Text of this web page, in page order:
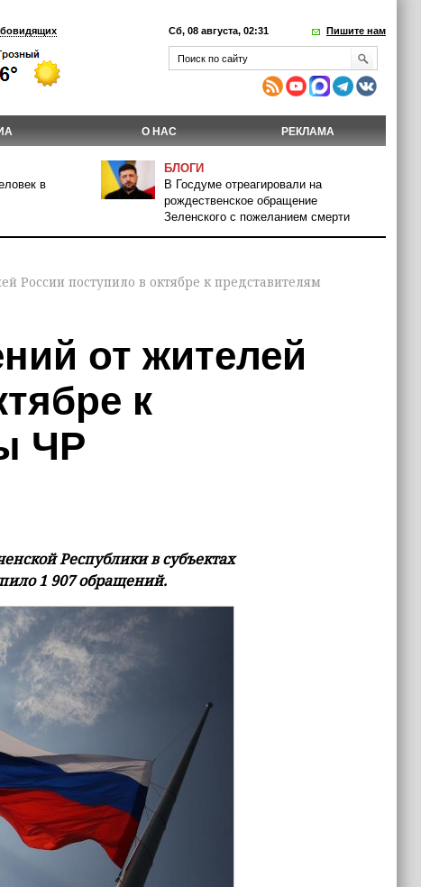
Сб, 08 августа, 02:31 Пишите нам
О НАС РЕКЛАМА
в
БЛОГИ
В Госдуме отреагировали на
рождественское обращение
Зеленского с пожеланием смерти
России поступило в октябре к представителям
от жителей
к
ЧР
Республики в субъектах
1 907 обращений.